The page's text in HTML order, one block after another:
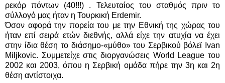
ρεκόρ πόντων (40!!!) . Τελευταίος του σταθμός πριν το
σύλλογό μας ήταν η Τουρκική Εrdemir.
Όσον αφορά την πορεία του με την Εθνική της χώρας του
ήταν επί σειρά ετών διεθνής, αλλά είχε την ατυχία να έχει
στην ίδια θέση το διάσημο-«μύθο» του Σερβικού βόλεϊ Ιvan
Miljkovic. Συμμετείχε στις διοργανώσεις World League του
2002 και 2003, όπου η Σερβική ομάδα πήρε την 3η και 2η
θέση αντίστοιχα.